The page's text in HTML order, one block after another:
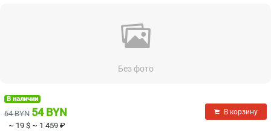
Без фото
В наличии
64 BYN 54 BYN
~ 19 $ ~ 1 459 ₽
В корзину